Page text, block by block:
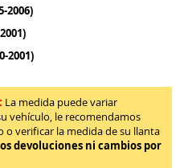
2006)
2001)
La medida puede variar
vehículo, le recomendamos
verificar la medida de su llanta
devoluciones ni cambios por